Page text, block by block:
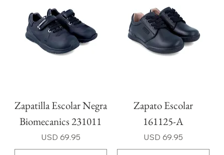
Zapatilla Escolar Negra
Biomecanics 231011
Precio
USD 69.95
Zapato Escolar
161125-A
Precio
USD 69.95